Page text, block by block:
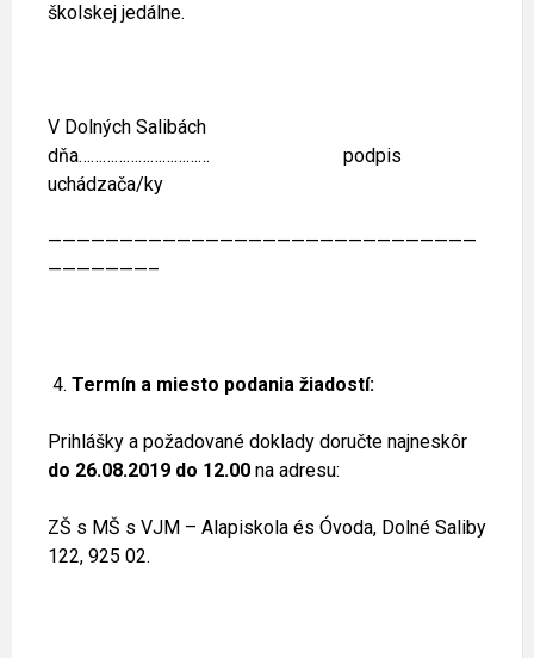
školskej jedálne.
V Dolných Salibách
dňa…………………………… podpis
uchádzača/ky
——————————————————————————————
———————–
Termín a miesto podania žiadostí:
Prihlášky a požadované doklady doručte najneskôr
do 26.08.2019 do 12.00 na adresu:
ZŠ s MŠ s VJM – Alapiskola és Óvoda, Dolné Saliby
122, 925 02.